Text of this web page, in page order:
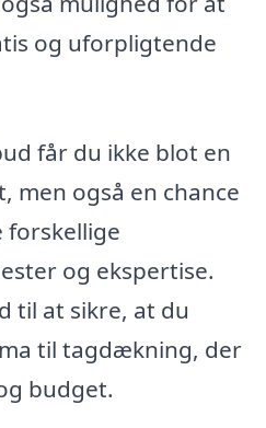
og uforpligtende
får du ikke blot en
men også en chance
forskellige
og ekspertise.
til at sikre, at du
til tagdækning, der
budget.